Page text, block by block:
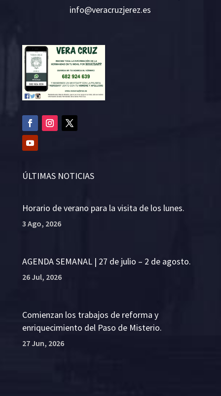
se.ze
rejzu
rcare
v@ofn
i
ÚLTIMAS NOTICIAS
Horario de verano para la visita de los lunes.
3 Ago, 2026
AGENDA SEMANAL | 27 de julio – 2 de agosto.
26 Jul, 2026
Comienzan los trabajos de reforma y
enriquecimiento del Paso de Misterio.
27 Jun, 2026